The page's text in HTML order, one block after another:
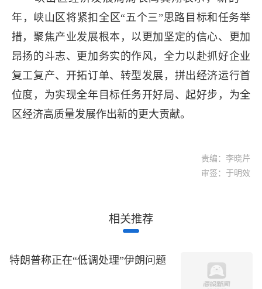
年，峡山区将紧扣全区“五个三”思路目标和任务举
措，聚焦产业发展根本，以更加坚定的信心、更加
昂扬的斗志、更加务实的作风，全力以赴抓好企业
复工复产、开拓订单、转型发展，拼出经济运行首
位度，为实现全年目标任务开好局、起好步，为全
区经济高质量发展作出新的更大贡献。
责编：李晓芹
审签：于明效
相关推荐
特朗普称正在“低调处理”伊朗问题